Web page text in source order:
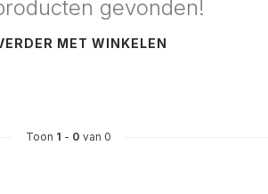
gevonden!
MET WINKELEN
Toon 1 - 0 van 0